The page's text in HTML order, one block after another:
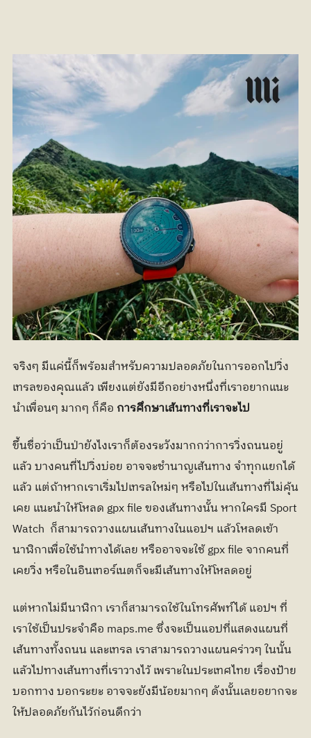
จริงๆ มีแค่นี้ก็พร้อมสำหรับความปลอดภัยในการออกไปวิ่ง
เทรลของคุณแล้ว เพียงแต่ยังมีอีกอย่างหนึ่งที่เราอยากแนะ
นำเพื่อนๆ มากๆ ก็คือ การศึกษาเส้นทางที่เราจะไป
ขึ้นชื่อว่าเป็นป่ายังไงเราก็ต้องระวังมากกว่าการวิ่งถนนอยู่
แล้ว บางคนที่ไปวิ่งบ่อย อาจจะชำนาญเส้นทาง จำทุกแยกได้
แล้ว แต่ถ้าหากเราเริ่มไปเทรลใหม่ๆ หรือไปในเส้นทางที่ไม่คุ้น
เคย แนะนำให้โหลด gpx file ของเส้นทางนั้น หากใครมี Sport
Watch  ก็สามารถวางแผนเส้นทางในแอปฯ แล้วโหลดเข้า
นาฬิกาเพื่อใช้นำทางได้เลย หรืออาจจะใช้ gpx file จากคนที่
เคยวิ่ง หรือในอินเทอร์เนตก็จะมีเส้นทางให้โหลดอยู่
แต่หากไม่มีนาฬิกา เราก็สามารถใช้ในโทรศัพท์ได้ แอปฯ ที่
เราใช้เป็นประจำคือ maps.me ซึ่งจะเป็นแอปที่แสดงแผนที่
เส้นทางทั้งถนน และเทรล เราสามารถวางแผนคร่าวๆ ในนั้น
แล้วไปทางเส้นทางที่เราวางไว้ เพราะในประเทศไทย เรื่องป้าย
บอกทาง บอกระยะ อาจจะยังมีน้อยมากๆ ดังนั้นเลยอยากจะ
ให้ปลอดภัยกันไว้ก่อนดีกว่า